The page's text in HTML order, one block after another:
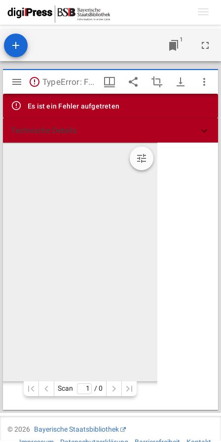
1
Mirador
Viewer
TypeError: Failed to fetch
Es ist ein Fehler aufgetreten
Technische Details
Scan / 0
©2026
Bayerische Staatsbibliothek